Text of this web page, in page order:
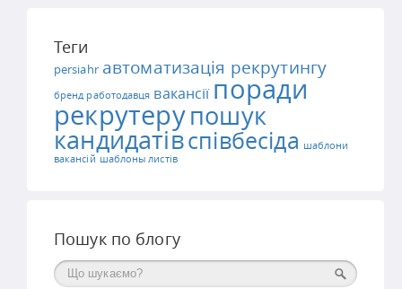
Теги
persiahr автоматизація рекрутингу
бренд работодавця вакансії поради
рекрутерупошук
кандидатівспівбесіда шаблони
вакансій шаблоны листів
Пошук по блогу
Поиск